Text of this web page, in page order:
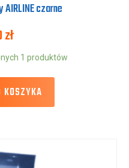
czarne
zł
1 produktów
KOSZYKA